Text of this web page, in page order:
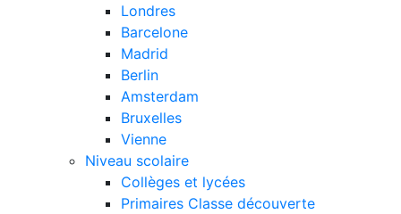
Londres
Barcelone
Madrid
Berlin
Amsterdam
Bruxelles
Vienne
Niveau scolaire
Collèges et lycées
Primaires Classe découverte